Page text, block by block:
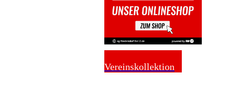
Vereinskollektion